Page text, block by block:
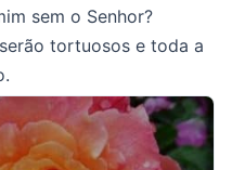
sem o Senhor?
tortuosos e toda a